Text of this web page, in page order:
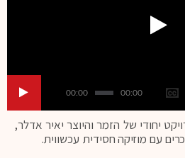
00:00 00:00
יחודי של הזמר והיוצר יאיר אדלר,
עם מוזיקה חסידית עכשווית.